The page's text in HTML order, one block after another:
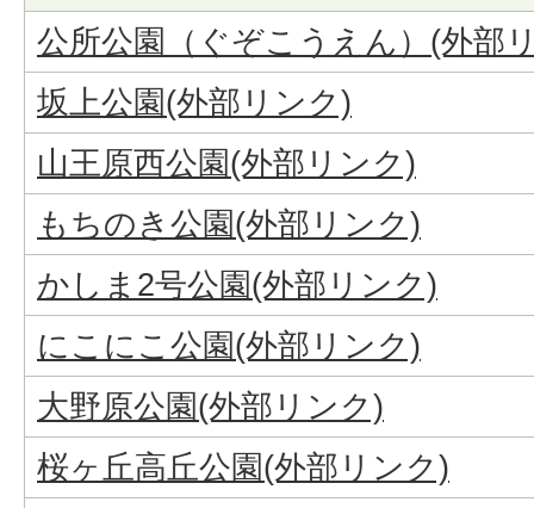
公所公園（ぐぞこうえん）(外部
坂上公園(外部リンク)
山王原西公園(外部リンク)
もちのき公園(外部リンク)
かしま2号公園(外部リンク)
にこにこ公園(外部リンク)
大野原公園(外部リンク)
桜ヶ丘高丘公園(外部リンク)